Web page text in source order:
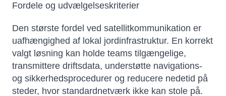
Fordele og udvælgelseskriterier
Den største fordel ved satellitkommunikation er
uafhængighed af lokal jordinfrastruktur. En korrekt
valgt løsning kan holde teams tilgængelige,
transmittere driftsdata, understøtte navigations-
og sikkerhedsprocedurer og reducere nedetid på
steder, hvor standardnetværk ikke kan stole på.